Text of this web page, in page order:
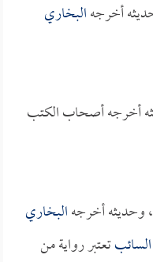
أخرجهالبخاري
أخرجه أصحاب الكتب
أخرجهالبخاري
تعتبر رواية من